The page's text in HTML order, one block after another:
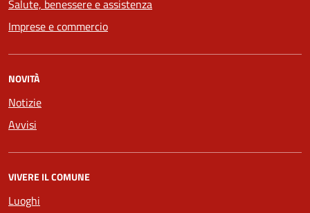
Salute, benessere e assistenza
Imprese e commercio
NOVITÀ
Notizie
Avvisi
VIVERE IL COMUNE
Luoghi